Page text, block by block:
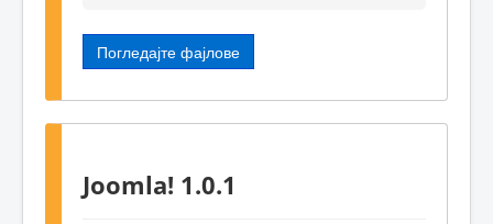
Погледајте фајлове
Joomla! 1.0.1